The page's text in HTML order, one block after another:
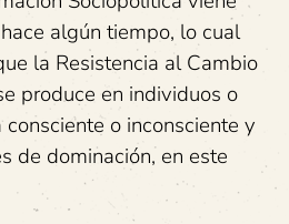
algún tiempo, lo cual
la Resistencia al Cambio
produce en individuos o
o inconsciente y
de dominación, en este